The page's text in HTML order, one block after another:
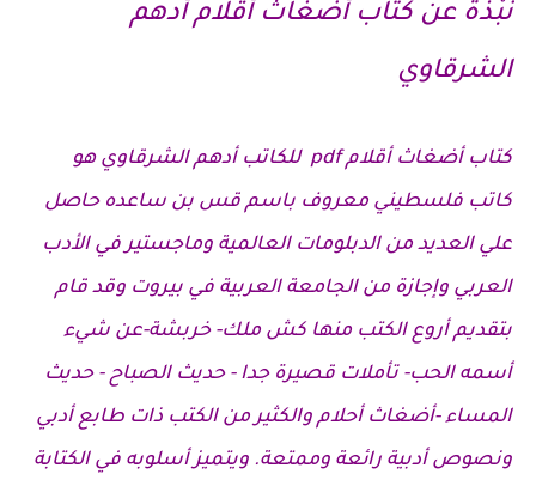
نَبْذَةعن كتاب أضغاث أقلام أدهم
الشرقاوي
كتاب أضغاث أقلامpdf للكاتب أدهم الشرقاوي هو
كاتب فلسطيني معروف باسم قس بن ساعده حاصل
علي العديد من الدبلومات العالمية وماجستير في الأدب
العربي وإجازة من الجامعة العربية في بيروت وقد قام
بتقديم أروع الكتب منها كش ملك- خربشة-عن شيء
أسمه الحب- تأملات قصيرة جدا - حديث الصباح - حديث
المساء -أضغاث أحلام والكثير من الكتب ذات طابع أدبي
ونصوص أدبية رائعة وممتعة. ويتميز أسلوبه في الكتابة